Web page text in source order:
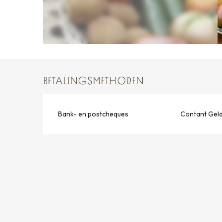
BETALINGSMETHODEN
Bank- en postcheques Contant